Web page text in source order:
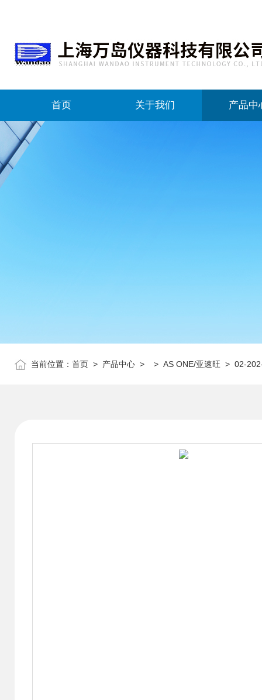
首页 关于我们 产品中
当前位置： 首页 > 产品中心 > > AS ONE/亚速旺 > 02-